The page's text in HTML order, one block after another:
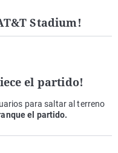
Stadium!
el partido!
para saltar al terreno
el partido.